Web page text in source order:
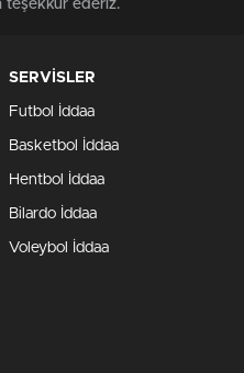
teşekkür ederiz.
SERVİSLER
Futbol İddaa
Basketbol İddaa
Hentbol İddaa
Bilardo İddaa
Voleybol İddaa